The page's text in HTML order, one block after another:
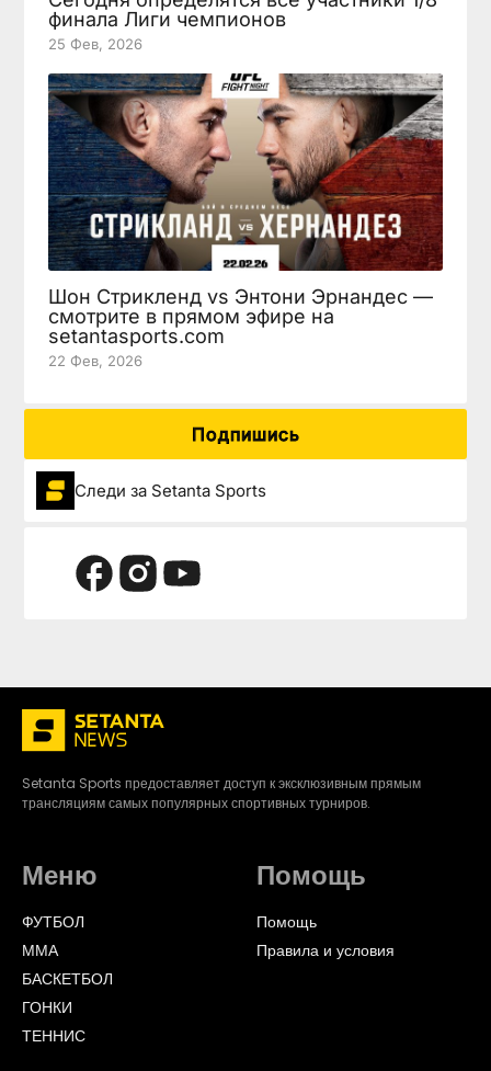
финала Лиги чемпионов
25 Фев, 2026
Шон Стрикленд vs Энтони Эрнандес —
смотрите в прямом эфире на
setantasports.com
22 Фев, 2026
Подпишись
Следи за Setanta Sports
Setanta Sports предоставляет доступ к эксклюзивным прямым
трансляциям самых популярных спортивных турниров.
Меню
ФУТБОЛ
ММА
БАСКЕТБОЛ
ГОНКИ
ТЕННИС
Помощь
Помощь
Правила и условия